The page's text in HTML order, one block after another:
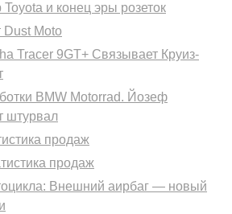
и конец эры розеток
Dust Moto
Tracer 9GT+ Связывает Круиз-
BMW Motorrad. Йозеф
штурвал
продаж
продаж
Внешний аирбаг — новый